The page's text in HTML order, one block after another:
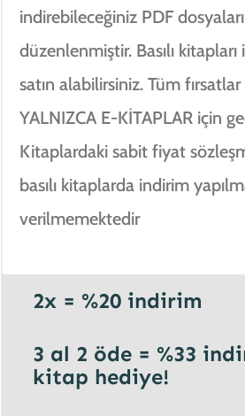
indirebileceğiniz PDF
düzenlenmiştir. Basılı kitapları
satın alabilirsiniz. Tüm
YALNIZCA E-KİTAPLAR için
Kitaplardaki sabit fiyat
basılı kitaplarda indirim
verilmemektedir
2x = %20 indirim
3 al 2 öde = %33
kitap hediye!